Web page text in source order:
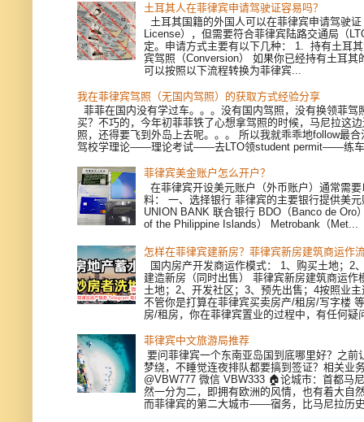
土耳其人在菲律宾申请驾驶证容易吗？
土耳其国籍的外国人可以在菲律宾申请驾驶证
License），但需要符合菲律宾陆路交通局（
定。申请方式主要有以下几种： 1. 持有土耳
宾驾照（Conversion） 如果你已经持有土耳其
可以按照以下流程转换为菲律宾...
我在菲律宾驾照（无国内驾照）的获取方式经验分享
菲菲在国内没有学过车。。。没有国内驾照，没有换领菲驾
买？不巧的，今年初菲菲铁了心想拿驾照的时候，马尼拉这
照，还得要飞到外岛上去呢。。。 所以我就乖乖地follow最
驾校学理论——理论考试——去LTO领student permit——练
菲律宾美金账户怎么开户？
在菲律宾开设美元账户（外币账户）通常需
料： 一、选择银行 菲律宾的主要银行提供美
UNION BANK 联合银行 BDO（Banco de Oro
of the Philippine Islands） Metrobank（Met...
怎样在菲律宾建新房？菲律宾新房建筑商运作
国内房产开发商运作模式： 1、购买土地；2
建造新房（同时出售） 菲律宾新房建筑商运作
土地；2、开发社区；3、预先出售；4按照业
不管你是打算在菲律宾买卖房产/租房/写字楼
房/租房，你在菲律宾置业的过程中，有任何疑
菲律宾中文旅游局推荐
要问菲律宾一个东南亚岛国到底哪里好？之前
梦绕，不睡觉连夜排队都要搞到签证？相关业
@VBW777 微信 VBW333 🏠论城市：首都马
然一分为二，即拥有欧洲的风情，也有着大自
而菲律宾的第二大城市——宿务，比马尼拉历